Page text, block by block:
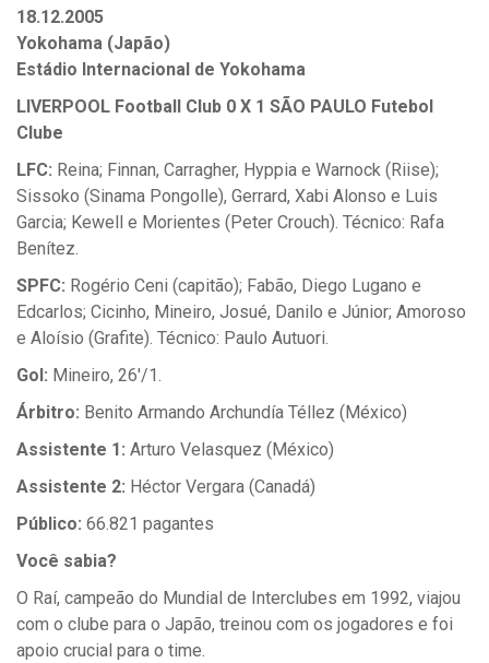
18.12.2005
Yokohama (Japão)
Estádio Internacional de Yokohama
LIVERPOOL Football Club 0 X 1 SÃO PAULO Futebol
Clube
LFC: Reina; Finnan, Carragher, Hyppia e Warnock (Riise);
Sissoko (Sinama Pongolle), Gerrard, Xabi Alonso e Luis
Garcia; Kewell e Morientes (Peter Crouch). Técnico: Rafa
Benítez.
SPFC: Rogério Ceni (capitão); Fabão, Diego Lugano e
Edcarlos; Cicinho, Mineiro, Josué, Danilo e Júnior; Amoroso
e Aloísio (Grafite). Técnico: Paulo Autuori.
Gol: Mineiro, 26'/1.
Árbitro: Benito Armando Archundía Téllez (México)
Assistente 1: Arturo Velasquez (México)
Assistente 2: Héctor Vergara (Canadá)
Público: 66.821 pagantes
Você sabia?
O Raí, campeão do Mundial de Interclubes em 1992, viajou
com o clube para o Japão, treinou com os jogadores e foi
apoio crucial para o time.